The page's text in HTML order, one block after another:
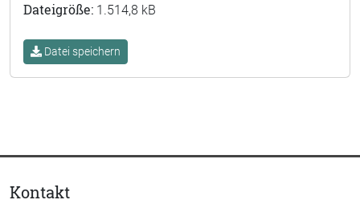
Dateigröße: 1.514,8 kB
Datei speichern
Kontakt